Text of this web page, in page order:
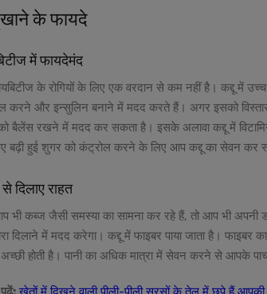
खाने के फायदे
में फायदेमंद
के रोगियों के लिए एक वरदान से कम नहीं है। कद्दू में
करने और इन्सुलिन बनाने में मदद करते हैं। अगर इसको
बैलेंस रखने में मदद कर सकता है। इसके अलावा कद्दू में
बढ़ी हुई शुगर को कंट्रोल करने के लिए आप कद्दू का सेवन कर
दिलाए राहत
भी कब्ज जैसी समस्या का सामना कर रहे हैं, तो आप भी
दिलाने में मदद करेगा। कद्दू में फाइबर पाया जाता है।
अच्छी होती है। पानी का अधिक मात्रा में सेवन करने से आपके